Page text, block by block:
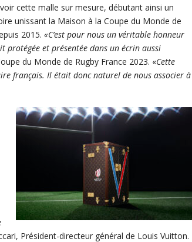
cette malle sur mesure, débutant ainsi un
unissant la Maison à la Coupe du Monde de
2015. «C’est pour nous un véritable honneur
protégée et présentée dans un écrin aussi
du Monde de Rugby France 2023. «Cette
français. Il était donc naturel de nous associer à
Président-directeur général de Louis Vuitton.